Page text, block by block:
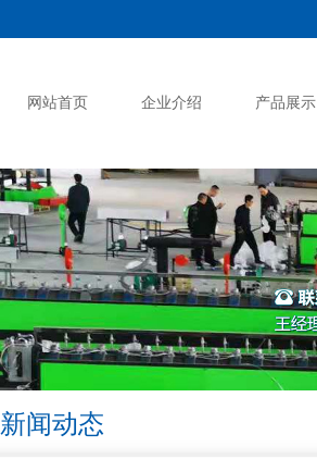
网站首页 企业介绍 产品展示
新闻动态